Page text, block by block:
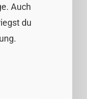
Auch
du